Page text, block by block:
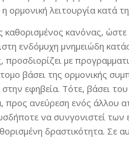
λειτουργία κατά
καθορισμένος κανόνας,
ενδόμυχη μνημειώδη
προσδιορίζει με
βάσει της ορμονικής
εφηβεία. Τότε, βάσει
προς ανεύρεση ενός
να συνγονιστεί των
δραστικότητα.